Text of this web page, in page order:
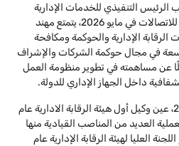
الرئيس التنفيذي للخدمات الإدارية
وإدارة المرافق للشركة المصرية للاتصالات في مايو 2026، يتمتع مهند
في مجالات الرقابة الإدارية والحوكمة ومكافحة
في مجال حوكمة الشركات والإشراف
عن مساهمته في تطوير منظومة العمل
داخل الجهاز الإداري للدولة.
التحق بالرقابة الإدارية عام 2000، عين وكيل أول هيئة الرقابة الادارية عام
العديد من المناصب القيادية منها
العليا لهيئة الرقابة الإدارية عام